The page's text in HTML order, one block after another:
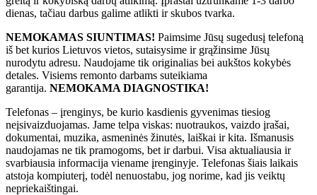
dienas, tačiau darbus galime atlikti ir skubos tvarka.
NEMOKAMAS SIUNTIMAS! Paimsime Jūsų sugedusį telefoną
iš bet kurios Lietuvos vietos, sutaisysime ir grąžinsime Jūsų
nurodytu adresu. Naudojame tik originalias bei aukštos kokybės
detales. Visiems remonto darbams suteikiama
garantija. NEMOKAMA DIAGNOSTIKA!
Telefonas – įrenginys, be kurio kasdienis gyvenimas tiesiog
neįsivaizduojamas. Jame telpa viskas: nuotraukos, vaizdo įrašai,
dokumentai, muzika, asmeninės žinutės, laiškai ir kita. Išmanusis
naudojamas ne tik pramogoms, bet ir darbui. Visa aktualiausia ir
svarbiausia informacija viename įrenginyje. Telefonas šiais laikais
atstoja kompiuterį, todėl nenuostabu, jog norime, kad jis veiktų
nepriekaištingai.